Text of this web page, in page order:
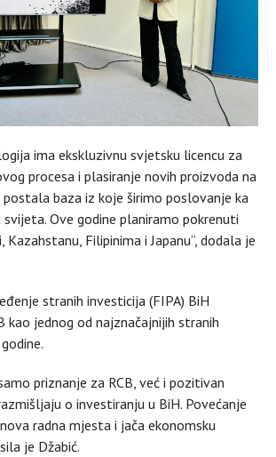
ima ekskluzivnu svjetsku licencu za
procesa i plasiranje novih proizvoda na
baza iz koje širimo poslovanje ka
Ove godine planiramo pokrenuti
Kazahstanu, Filipinima i Japanu”, dodala je
stranih investicija (FIPA) BiH
kao jednog od najznačajnijih stranih
priznanje za RCB, već i pozitivan
o investiranju u BiH. Povećanje
radna mjesta i jača ekonomsku
je Džabić.